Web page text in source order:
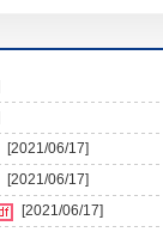
[2021/06/17]
[2021/06/17]
[2021/06/17]